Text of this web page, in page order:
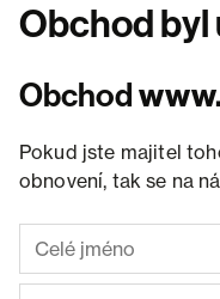
Obchod byl
Obchod
Pokud jste majitel
obnovení, tak se na